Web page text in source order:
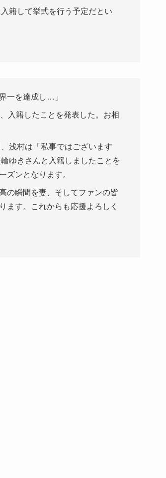
籍して挙式を行う予定だとい
一を達成し…」
入籍したことを発表した。お相
浅村は「私事ではございます
ゆきさんと入籍しましたことを
ズンとなります。
の瞬間を妻、そしてファンの皆
ます。これからも応援よろしく